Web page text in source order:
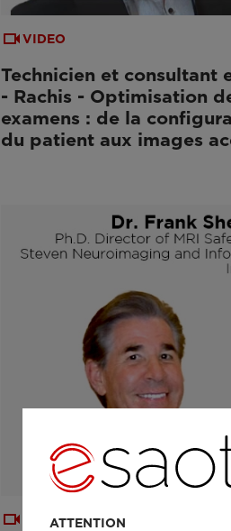
VIDEO
Technicien et consultant
- Rachis - Optimisation
examens : de la
du patient aux images
VIDEOATTENTION